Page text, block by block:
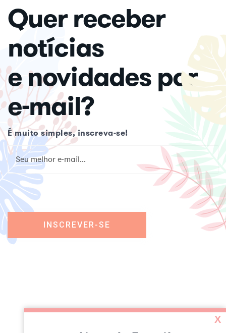
Quer receber
notícias
e novidades por
e-mail?
É muito simples, inscreva-se!
X